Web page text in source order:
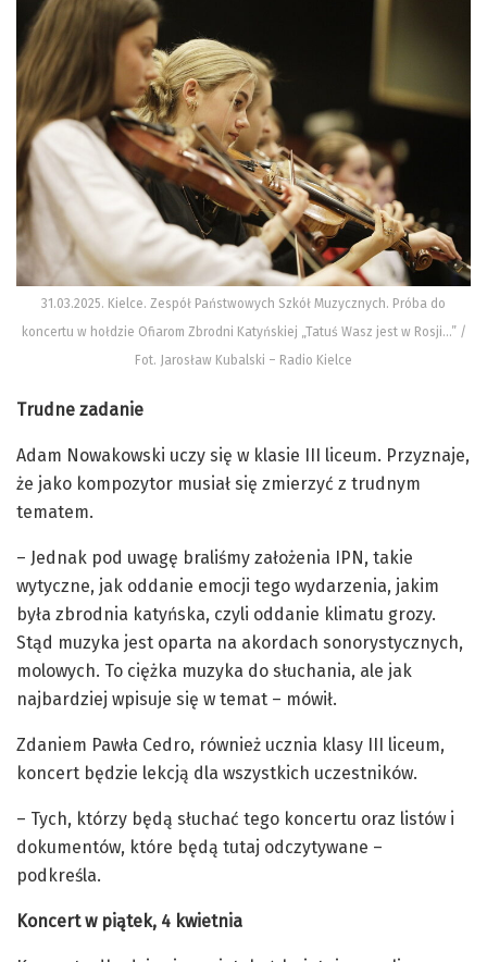
31.03.2025. Kielce. Zespół Państwowych Szkół Muzycznych. Próba do
koncertu w hołdzie Ofiarom Zbrodni Katyńskiej „Tatuś Wasz jest w Rosji…” /
Fot. Jarosław Kubalski – Radio Kielce
Trudne zadanie
Adam Nowakowski uczy się w klasie III liceum. Przyznaje,
że jako kompozytor musiał się zmierzyć z trudnym
tematem.
– Jednak pod uwagę braliśmy założenia IPN, takie
wytyczne, jak oddanie emocji tego wydarzenia, jakim
była zbrodnia katyńska, czyli oddanie klimatu grozy.
Stąd muzyka jest oparta na akordach sonorystycznych,
molowych. To ciężka muzyka do słuchania, ale jak
najbardziej wpisuje się w temat – mówił.
Zdaniem Pawła Cedro, również ucznia klasy III liceum,
koncert będzie lekcją dla wszystkich uczestników.
– Tych, którzy będą słuchać tego koncertu oraz listów i
dokumentów, które będą tutaj odczytywane –
podkreśla.
Koncert w piątek, 4 kwietnia